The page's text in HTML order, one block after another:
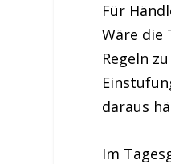
Für
Wäre die
Regeln
daraus
Im